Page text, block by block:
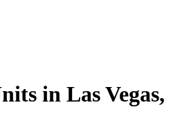
in Las Vegas,